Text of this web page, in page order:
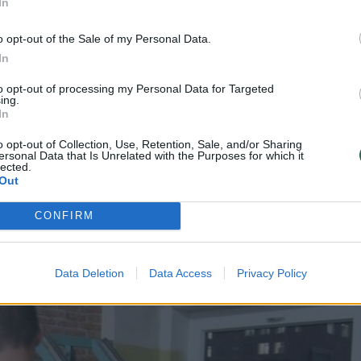
opt-out of the Sale of my Personal Data.
opt-out of processing my Personal Data for Targeted
opt-out of Collection, Use, Retention, Sale, and/or Sharing
Data that Is Unrelated with the Purposes for which it
CONFIRM
Data Deletion Data Access Privacy Policy
kad aktyvus laisvalaikis gali atrodyti labai
salėje, kitiems – pasivaikščiojimas gamtoje,
pramogos ar tiesiog dažnesnis judėjimas
sau tinkamą būdą būti aktyvesniems.